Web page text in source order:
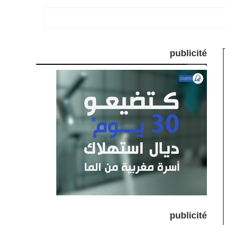
publicité
publicité